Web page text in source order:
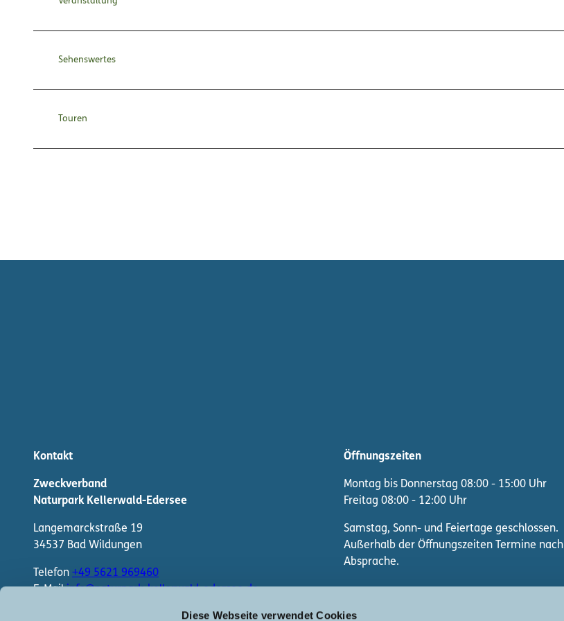
Diese Webseite verwendet Cookies
Sehenswertes
Touren
Kontakt
Zweckverband
Naturpark Kellerwald-Edersee
Langemarckstraße 19
34537 Bad Wildungen
Telefon +49 5621 969460
E-Mailinfo@naturpark-kellerwald-edersee.de
Öffnungszeiten
Montag bis Donnerstag 08:00 - 15:00 Uhr
Freitag 08:00 - 12:00 Uhr
Samstag, Sonn- und Feiertage geschlossen.
Außerhalb der Öffnungszeiten Termine nach
Absprache.
a